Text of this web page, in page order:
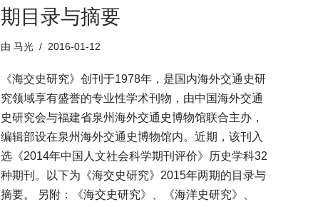
期目录与摘要
由 马光 2016-01-12
《海交史研究》创刊于1978年，是国内海外交通史研
究领域享有盛誉的专业性学术刊物，由中国海外交通
史研究会与福建省泉州海外交通史博物馆联合主办，
编辑部设在泉州海外交通史博物馆内。近期，该刊入
选《2014年中国人文社会科学期刊评价》历史学科32
种期刊。以下为《海交史研究》2015年两期的目录与
摘要。 另附：《海交史研究》、《海洋史研究》、